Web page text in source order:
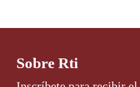
Sobre Rti